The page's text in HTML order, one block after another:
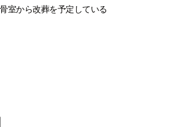
室から改葬を予定している